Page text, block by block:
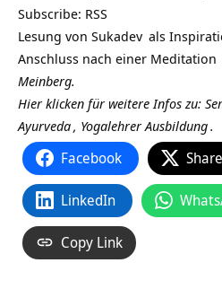
Subscribe: RSS
Lesung von Sukadev als
Anschluss nach einer Meditation
Meinberg.
Hier klicken für weitere Infos zu:
Ayurveda, Yogalehrer Ausbildung.
Facebook
LinkedIn
Copy Link